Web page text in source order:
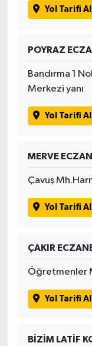
Yol Tarifi Al
POYRAZ
Bandırma 1
Merkezi yanı
Yol Tarifi Al
MERVE
Çavuş
Yol Tarifi Al
ÇAKIR
Öğretmenler
Yol Tarifi Al
BİZİM LATİF